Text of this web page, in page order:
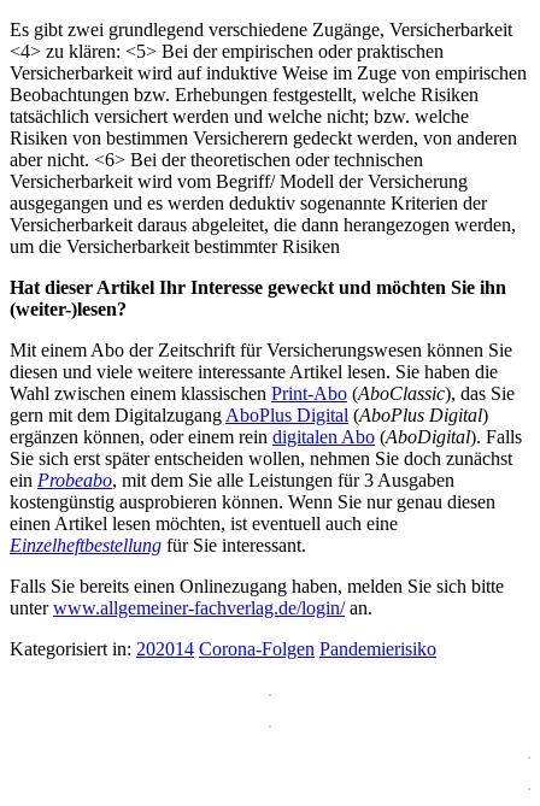
Es gibt zwei grundlegend verschiedene Zugänge, Versicherbarkeit
<4> zu klären: <5> Bei der empirischen oder praktischen
Versicherbarkeit wird auf induktive Weise im Zuge von empirischen
Beobachtungen bzw. Erhebungen festgestellt, welche Risiken
tatsächlich versichert werden und welche nicht; bzw. welche
Risiken von bestimmen Versicherern gedeckt werden, von anderen
aber nicht. <6> Bei der theoretischen oder technischen
Versicherbarkeit wird vom Begriff/ Modell der Versicherung
ausgegangen und es werden deduktiv sogenannte Kriterien der
Versicherbarkeit daraus abgeleitet, die dann herangezogen werden,
um die Versicherbarkeit bestimmter Risiken
Hat dieser Artikel Ihr Interesse geweckt und möchten Sie ihn
(weiter-)lesen?
Mit einem Abo der Zeitschrift für Versicherungswesen können Sie
diesen und viele weitere interessante Artikel lesen. Sie haben die
Wahl zwischen einem klassischen Print-Abo (AboClassic), das Sie
gern mit dem Digitalzugang AboPlus Digital (AboPlus Digital)
ergänzen können, oder einem rein digitalen Abo (AboDigital). Falls
Sie sich erst später entscheiden wollen, nehmen Sie doch zunächst
ein Probeabo, mit dem Sie alle Leistungen für 3 Ausgaben
kostengünstig ausprobieren können. Wenn Sie nur genau diesen
einen Artikel lesen möchten, ist eventuell auch eine
Einzelheftbestellung für Sie interessant.
Falls Sie bereits einen Onlinezugang haben, melden Sie sich bitte
unterwww.allgemeiner-fachverlag.de/login/an.
Kategorisiert in: 202014 Corona-Folgen Pandemierisiko